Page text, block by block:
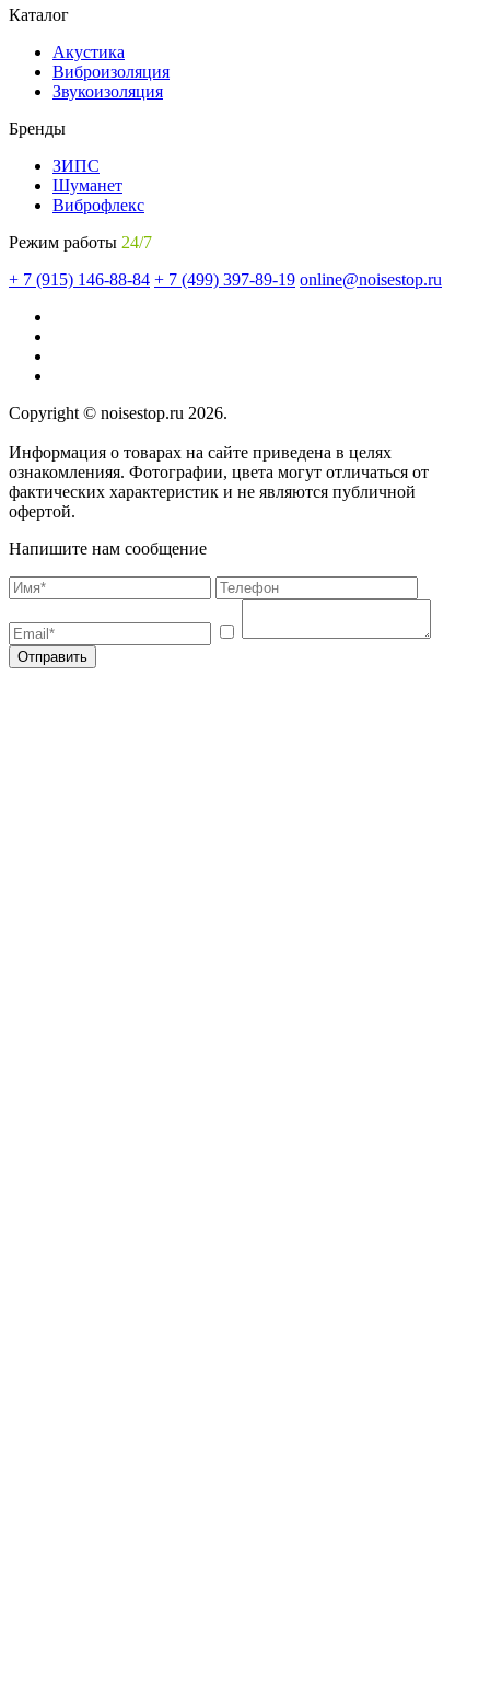
Каталог
Акустика
Виброизоляция
Звукоизоляция
Бренды
ЗИПС
Шуманет
Виброфлекс
Режим работы 24/7
+ 7 (915) 146-88-84 + 7 (499) 397-89-19 online@noisestop.ru
Copyright © noisestop.ru 2026.
Информация о товарах на сайте приведена в целях
ознакомленияя. Фотографии, цвета могут отличаться от
фактических характеристик и не являются публичной
офертой.
Напишите нам сообщение
Отправить